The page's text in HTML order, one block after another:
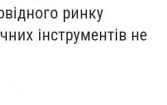
ринку
інструментів не